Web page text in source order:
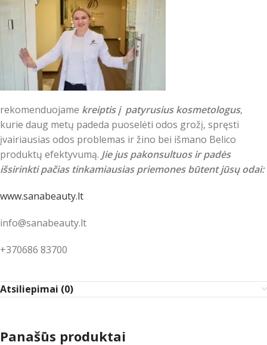
rekomenduojame kreiptis į patyrusius kosmetologus,
kurie daug metų padeda puoselėti odos grožį, spręsti
įvairiausias odos problemas ir žino bei išmano Belico
produktų efektyvumą. Jie jus pakonsultuos ir padės
išsirinkti pačias tinkamiausias priemones būtent jūsų odai:
www.sanabeauty.lt
info@sanabeauty.lt
+370686 83700
Atsiliepimai (0)
Panašūs produktai